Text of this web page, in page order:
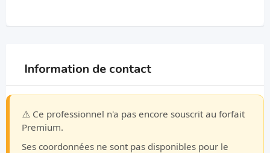
Information de contact
⚠️ Ce professionnel n'a pas encore souscrit au forfait
Premium.
Ses coordonnées ne sont pas disponibles pour le